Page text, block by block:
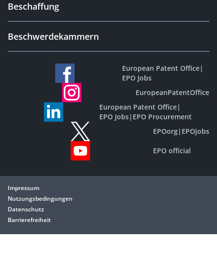
Beschaffung
Beschwerdekammern
European Patent Office|
EPO Jobs
EuropeanPatentOffice
European Patent Office|
EPO Jobs| EPO Procurement
EPOorg| EPOjobs
EPO official
Impressum
Nutzungsbedingungen
Datenschutz
Barrierefreiheit